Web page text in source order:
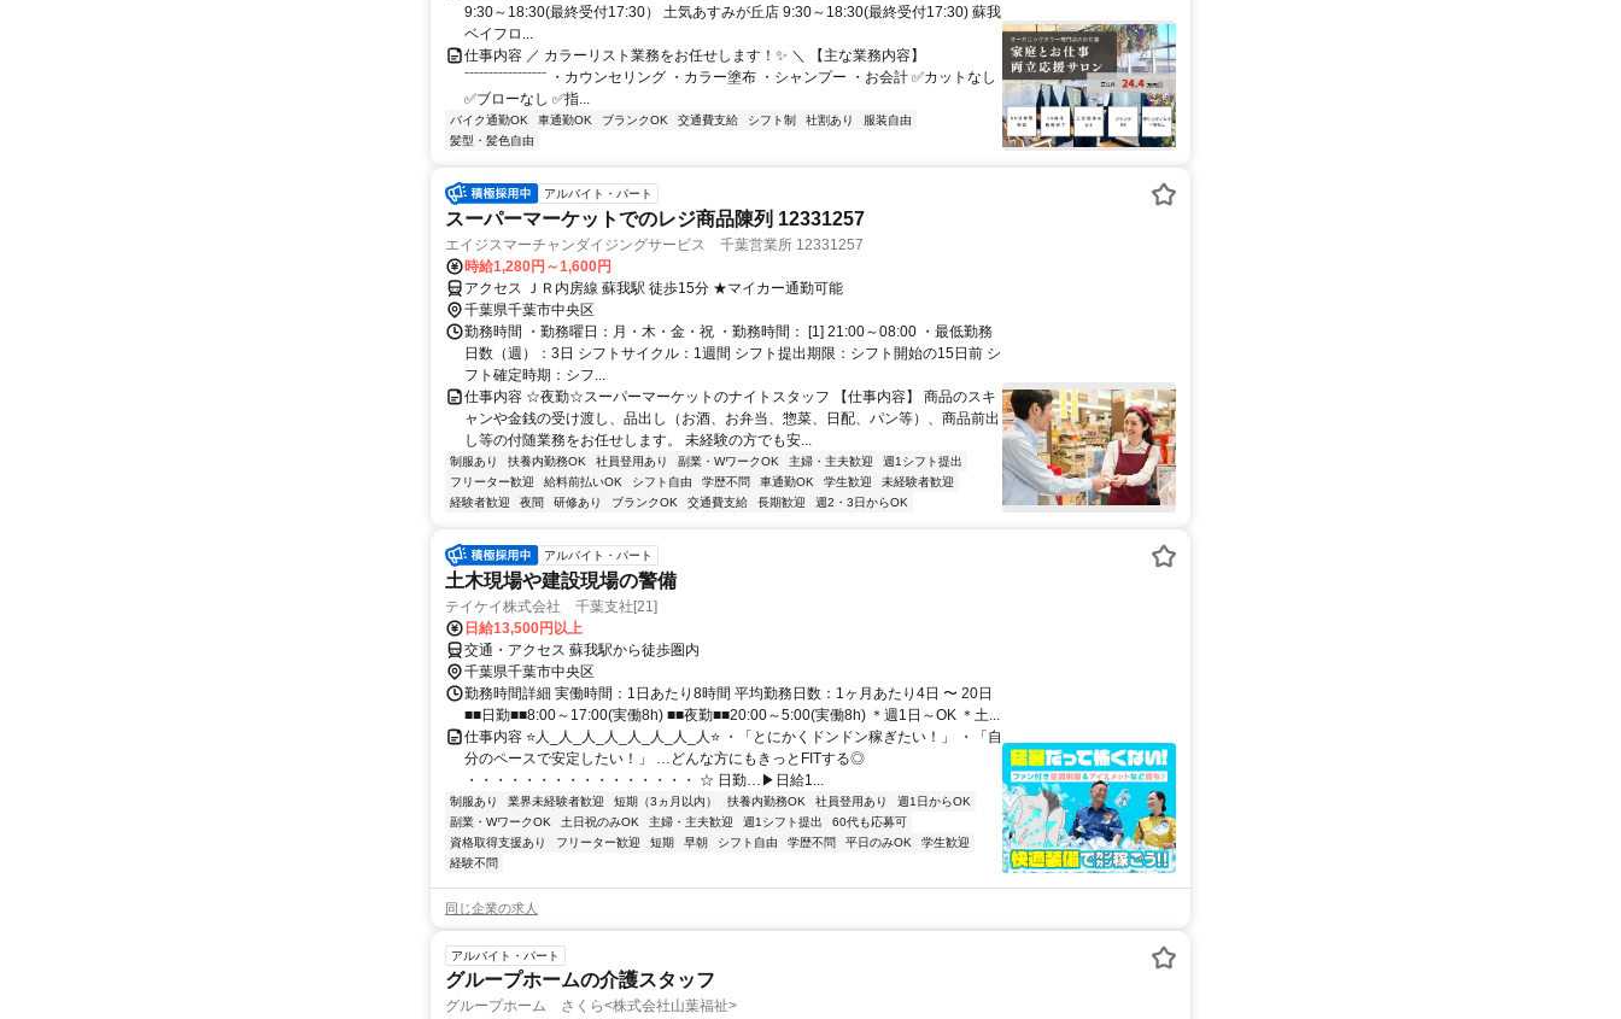
9:30～18:30(最終受付17:30） 土気あすみが丘店 9:30～18:30(最終受付17:30) 蘇我
ベイフロ...
仕事内容 ／ カラーリスト業務をお任せします！✨ ＼ 【主な業務内容】
⁻⁻⁻⁻⁻⁻⁻⁻⁻⁻⁻⁻⁻⁻⁻⁻⁻ ・カウンセリング ・カラー塗布 ・シャンプー ・お会計 ✅カットなし
✅ブローなし ✅指...
バイク通勤OK 車通勤OK ブランクOK 交通費支給 シフト制 社割あり
服装自由
髪型・髪色自由
アルバイト・パート
スーパーマーケットでのレジ商品陳列 12331257
エイジスマーチャンダイジングサービス 千葉営業所 12331257
時給1,280円～1,600円
アクセス ＪＲ内房線 蘇我駅 徒歩15分 ★マイカー通勤可能
千葉県千葉市中央区
勤務時間 ・勤務曜日：月・木・金・祝 ・勤務時間： [1] 21:00～08:00 ・最低勤務
日数（週）：3日 シフトサイクル：1週間 シフト提出期限：シフト開始の15日前 シ
フト確定時期：シフ...
仕事内容 ☆夜勤☆スーパーマーケットのナイトスタッフ 【仕事内容】 商品のスキ
ャンや金銭の受け渡し、品出し（お酒、お弁当、惣菜、日配、パン等）、商品前出
し等の付随業務をお任せします。 未経験の方でも安...
制服あり 扶養内勤務OK 社員登用あり 副業・WワークOK 主婦・主夫歓迎
週1シフト提出
フリーター歓迎
給料前払いOK シフト自由 学歴不問 車通勤OK 学生歓迎
未経験者歓迎
経験者歓迎
夜間 研修あり ブランクOK 交通費支給 長期歓迎 週2・3日からOK
アルバイト・パート
土木現場や建設現場の警備
テイケイ株式会社 千葉支社[21]
日給13,500円以上
交通・アクセス 蘇我駅から徒歩圏内
千葉県千葉市中央区
勤務時間詳細 実働時間：1日あたり8時間 平均勤務日数：1ヶ月あたり4日 〜 20日
■■日勤■■8:00～17:00(実働8h) ■■夜勤■■20:00～5:00(実働8h) ＊週1日～OK ＊土...
仕事内容 ⭐人_人_人_人_人_人_人_人⭐ ・「とにかくドンドン稼ぎたい！」 ・「自
分のペースで安定したい！」 …どんな方にもきっとFITする◎
・・・・・・・・・・・・・・・・ ☆ 日勤…▶日給1...
制服あり 業界未経験者歓迎 短期（3ヵ月以内） 扶養内勤務OK 社員登用あり
週1日からOK
副業・WワークOK
土日祝のみOK 主婦・主夫歓迎 週1シフト提出
60代も応募可
資格取得支援あり
フリーター歓迎 短期 早朝 シフト自由 学歴不問 平日のみOK
学生歓迎
経験不問
同じ企業の求人
アルバイト・パート
グループホームの介護スタッフ
グループホーム さくら<株式会社山葉福祉>